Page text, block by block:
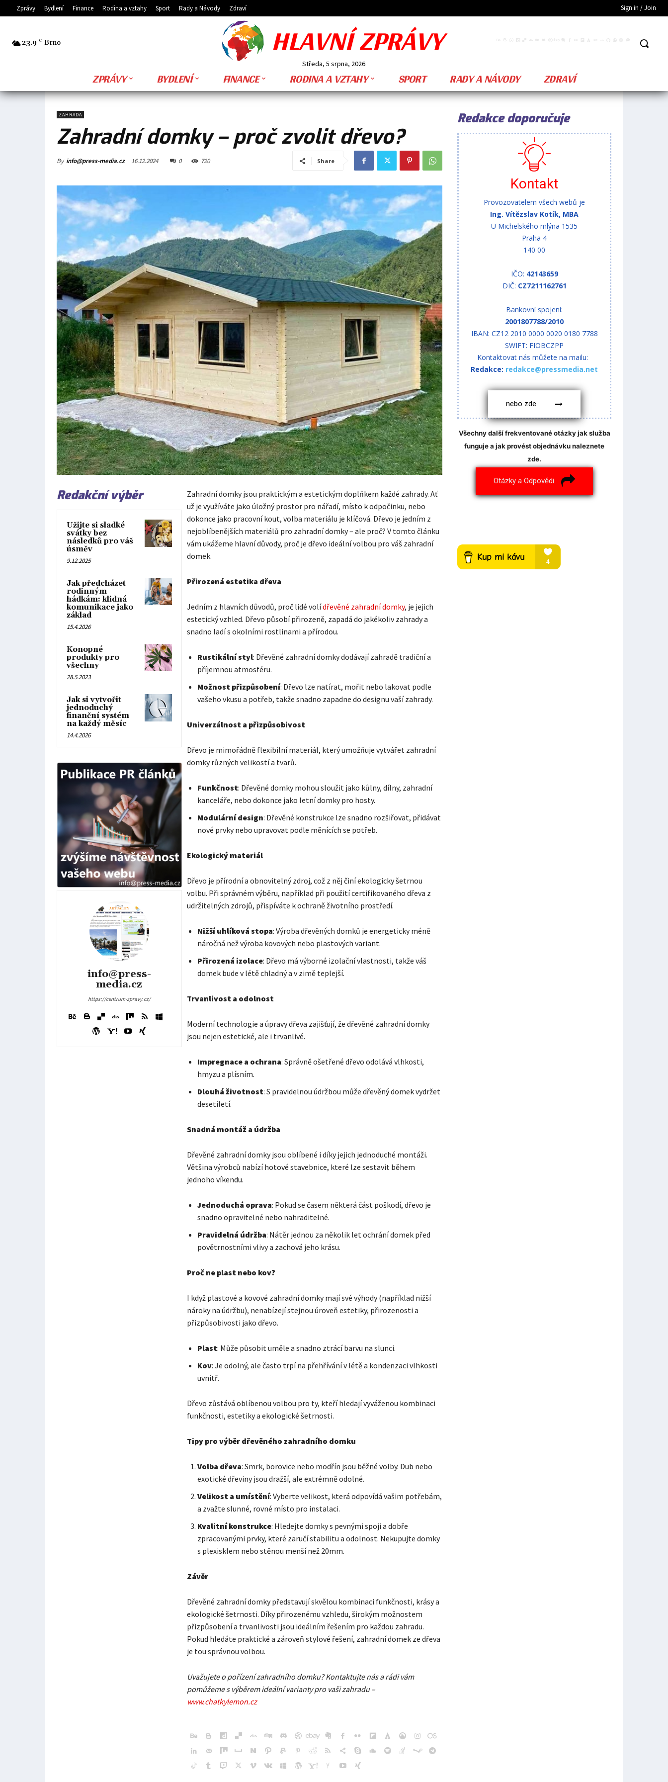
Zprávy Bydlení Finance Rodina a vztahy Sport Rady a Návody Zdraví Sign in / Join
23.9 C Brno HLAVNÍ ZPRÁVY
Středa, 5 srpna, 2026
ZPRÁVY BYDLENÍ FINANCE RODINA A VZTAHY SPORT RADY A NÁVODY ZDRAVÍ
ZAHRADA
Zahradní domky – proč zvolit dřevo?
By info@press-media.cz 16.12.2024 0 720 Share
Redakční výběr
Užijte si sladké
svátky bez
následků pro váš
úsměv
9.12.2025
Jak předcházet
rodinným
hádkám: klidná
komunikace jako
základ
15.4.2026
Konopné
produkty pro
všechny
28.5.2023
Jak si vytvořit
jednoduchý
finanční systém
na každý měsíc
14.4.2026
info@press-
media.cz
https://centrum-zpravy.cz/
Zahradní domky jsou praktickým a estetickým doplňkem každé zahrady. Ať
už je využíváte jako úložný prostor pro nářadí, místo k odpočinku, nebo
dokonce jako pracovní kout, volba materiálu je klíčová. Dřevo je jedním z
nejoblíbenějších materiálů pro zahradní domky – ale proč? V tomto článku
vám ukážeme hlavní důvody, proč je dřevo ideální volbou pro váš zahradní
domek.
Přirozená estetika dřeva
Jedním z hlavních důvodů, proč lidé volídřevěné zahradní domky, je jejich
estetický vzhled. Dřevo působí přirozeně, zapadá do jakékoliv zahrady a
snadno ladí s okolními rostlinami a přírodou.
Rustikální styl: Dřevěné zahradní domky dodávají zahradě tradiční a
příjemnou atmosféru.
Možnost přizpůsobení: Dřevo lze natírat, mořit nebo lakovat podle
vašeho vkusu a potřeb, takže snadno zapadne do designu vaší zahrady.
Univerzálnost a přizpůsobivost
Dřevo je mimořádně flexibilní materiál, který umožňuje vytvářet zahradní
domky různých velikostí a tvarů.
Funkčnost: Dřevěné domky mohou sloužit jako kůlny, dílny, zahradní
kanceláře, nebo dokonce jako letní domky pro hosty.
Modulární design: Dřevěné konstrukce lze snadno rozšiřovat, přidávat
nové prvky nebo upravovat podle měnících se potřeb.
Ekologický materiál
Dřevo je přírodní a obnovitelný zdroj, což z něj činí ekologicky šetrnou
volbu. Při správném výběru, například při použití certifikovaného dřeva z
udržitelných zdrojů, přispíváte k ochraně životního prostředí.
Nižší uhlíková stopa: Výroba dřevěných domků je energeticky méně
náročná než výroba kovových nebo plastových variant.
Přirozená izolace: Dřevo má výborné izolační vlastnosti, takže váš
domek bude v létě chladný a v zimě teplejší.
Trvanlivost a odolnost
Moderní technologie a úpravy dřeva zajišťují, že dřevěné zahradní domky
jsou nejen estetické, ale i trvanlivé.
Impregnace a ochrana: Správně ošetřené dřevo odolává vlhkosti,
hmyzu a plísním.
Dlouhá životnost: S pravidelnou údržbou může dřevěný domek vydržet
desetiletí.
Snadná montáž a údržba
Dřevěné zahradní domky jsou oblíbené i díky jejich jednoduché montáži.
Většina výrobců nabízí hotové stavebnice, které lze sestavit během
jednoho víkendu.
Jednoduchá oprava: Pokud se časem některá část poškodí, dřevo je
snadno opravitelné nebo nahraditelné.
Pravidelná údržba: Nátěr jednou za několik let ochrání domek před
povětrnostními vlivy a zachová jeho krásu.
Proč ne plast nebo kov?
I když plastové a kovové zahradní domky mají své výhody (například nižší
nároky na údržbu), nenabízejí stejnou úroveň estetiky, přirozenosti a
přizpůsobivosti jako dřevo.
Plast: Může působit uměle a snadno ztrácí barvu na slunci.
Kov: Je odolný, ale často trpí na přehřívání v létě a kondenzaci vlhkosti
uvnitř.
Dřevo zůstává oblíbenou volbou pro ty, kteří hledají vyváženou kombinaci
funkčnosti, estetiky a ekologické šetrnosti.
Tipy pro výběr dřevěného zahradního domku
Volba dřeva: Smrk, borovice nebo modřín jsou běžné volby. Dub nebo
exotické dřeviny jsou dražší, ale extrémně odolné.
Velikost a umístění: Vyberte velikost, která odpovídá vašim potřebám,
a zvažte slunné, rovné místo pro instalaci.
Kvalitní konstrukce: Hledejte domky s pevnými spoji a dobře
zpracovanými prvky, které zaručí stabilitu a odolnost. Nekupujte domky
s plexisklem nebo stěnou menší než 20mm.
Závěr
Dřevěné zahradní domky představují skvělou kombinaci funkčnosti, krásy a
ekologické šetrnosti. Díky přirozenému vzhledu, širokým možnostem
přizpůsobení a trvanlivosti jsou ideálním řešením pro každou zahradu.
Pokud hledáte praktické a zároveň stylové řešení, zahradní domek ze dřeva
je tou správnou volbou.
Uvažujete o pořízení zahradního domku? Kontaktujte nás a rádi vám
pomůžeme s výběrem ideální varianty pro vaši zahradu –
www.chatkylemon.cz
Redakce doporučuje
Kontakt
Provozovatelem všech webů je
Ing. Vítězslav Kotík, MBA
U Michelského mlýna 1535
Praha 4
140 00
IČO: 42143659
DIČ: CZ7211162761
Bankovní spojení:
2001807788/2010
IBAN: CZ12 2010 0000 0020 0180 7788
SWIFT: FIOBCZPP
Kontaktovat nás můžete na mailu:
Redakce: redakce@pressmedia.net
nebo zde
Všechny další frekventované otázky jak služba
funguje a jak provést objednávku naleznete
zde.
Otázky a Odpovědi